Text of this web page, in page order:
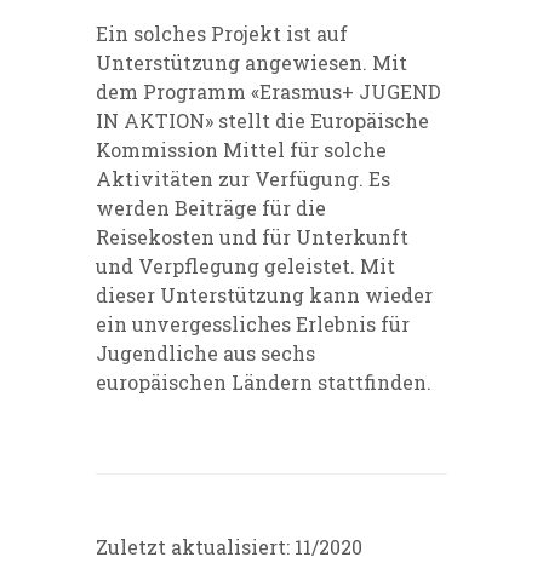
Ein solches Projekt ist auf
Unterstützung angewiesen. Mit
dem Programm «Erasmus+ JUGEND
IN AKTION» stellt die Europäische
Kommission Mittel für solche
Aktivitäten zur Verfügung. Es
werden Beiträge für die
Reisekosten und für Unterkunft
und Verpflegung geleistet. Mit
dieser Unterstützung kann wieder
ein unvergessliches Erlebnis für
Jugendliche aus sechs
europäischen Ländern stattfinden.
Zuletzt aktualisiert: 11/2020